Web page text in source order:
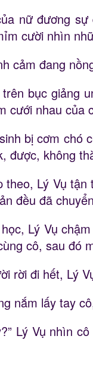
nữ đương
cười nhìn
cảm đang
bục giảng
cưới nhau của
bị cơm chó
được, không
theo, Lý Vụ
đều đã
Lý Vụ
cô, sau đó
rời đi hết, Lý
nắm lấy tay
Lý Vụ nhìn